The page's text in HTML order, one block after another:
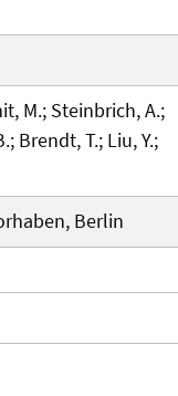
M.; Steinbrich, A.;
Brendt, T.; Liu, Y.;
Berlin